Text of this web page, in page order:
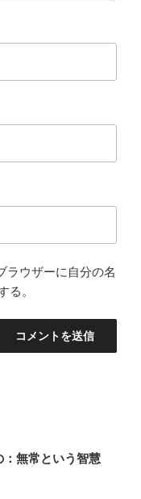
ラウザーに自分の名
る。
無常という智慧